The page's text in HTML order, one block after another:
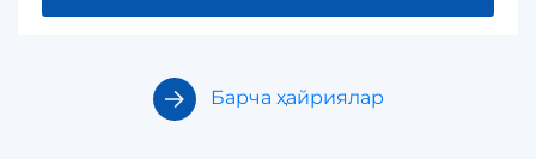
Барча ҳайриялар